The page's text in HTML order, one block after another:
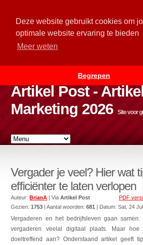
Deze website gebruikt cookies om
optimale website ervaring te bieden
Meer weten
Begrepen
Artikel Post -
Marketing 2026
Site voor
Vergader je veel? Hier wat
efficiënter te laten verlopen
PDF
Auteur:BrianA | ViaArtikel Post
Gezien:1753 | Aantal woorden:681 | Datum:Sat, 24
Vergaderen en het bedrijfsleven gaan samen.
vergaderen veelal digitaal plaats. Maar
doeltreffend aan? Onderstaand artikel geeft